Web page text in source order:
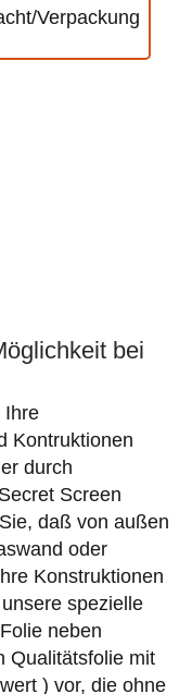
Verpackung
bei
Ihre
Kontruktionen
durch
Screen
daß von außen
oder
Konstruktionen
spezielle
neben
Qualitätsfolie mit
) vor, die ohne